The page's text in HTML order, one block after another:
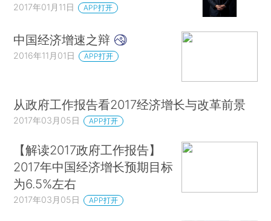
2017年01月11日 APP打开
中国经济增速之辩
2016年11月01日 APP打开
从政府工作报告看2017经济增长与改革前景
2017年03月05日 APP打开
【解读2017政府工作报告】
2017年中国经济增长预期目标
为6.5%左右
2017年03月05日 APP打开